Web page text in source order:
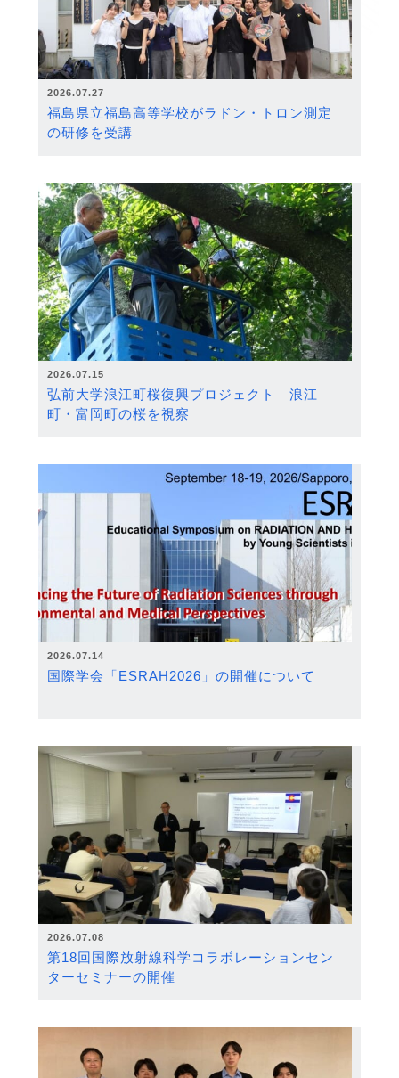
2026.07.27
福島県立福島高等学校がラドン・トロン測定
の研修を受講
2026.07.15
弘前大学浪江町桜復興プロジェクト 浪江
町・富岡町の桜を視察
2026.07.14
国際学会「ESRAH2026」の開催について
2026.07.08
第18回国際放射線科学コラボレーションセン
ターセミナーの開催